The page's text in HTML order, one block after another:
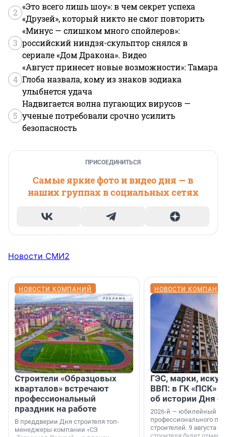
2
«Это всего лишь шоу»: в чем секрет успеха
«Друзей», который никто не смог повторить
3
«Минус — слишком много спойлеров»:
российский ниндзя-скульптор снялся в
сериале «Дом Дракона». Видео
4
«Август принесет новые возможности»: Тамара
Глоба назвала, кому из знаков зодиака
улыбнется удача
5
Надвигается волна пугающих вирусов —
ученые потребовали срочно усилить
безопасность
ПРИСОЕДИНИТЬСЯ
Самые яркие фото и видео дня — в
наших группах в социальных сетях
Новости СМИ2
НОВОСТИ КОМПАНИЙ
Строители «Образцовых
кварталов» встречают
профессиональный
праздник на работе
В преддверии Дня строителя топ-
менеджеры компании «СЗ
НОВОСТИ
ГЭС, марки,
ВВП: в ГК «ПСК»
об истории Дня
2026-й — юбилейный
профессионального
строителей. 9 августа